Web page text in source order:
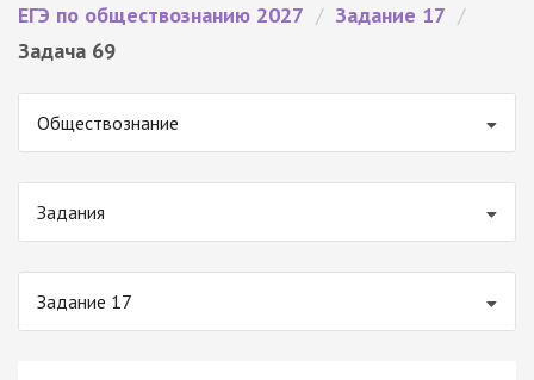
ЕГЭ по обществознанию 2027 / Задание 17 /
Задача 69
Обществознание
Задания
Задание 17